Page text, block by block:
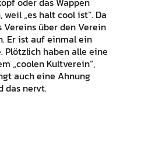
„es halt cool ist“. Da
Vereins über den Verein
Er ist auf einmal ein
Plötzlich haben alle eine
„coolen Kultverein“,
auch eine Ahnung
das nervt.